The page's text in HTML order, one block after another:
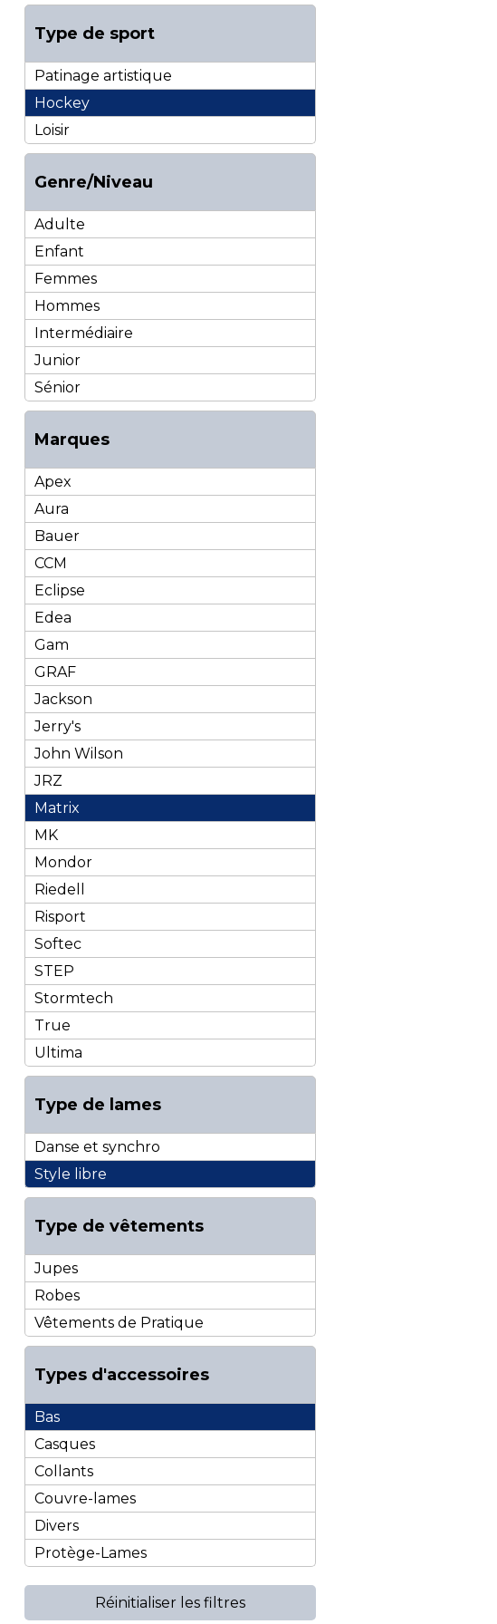
Type de sport
Patinage artistique
Hockey
Loisir
Genre/Niveau
Adulte
Enfant
Femmes
Hommes
Intermédiaire
Junior
Sénior
Marques
Apex
Aura
Bauer
CCM
Eclipse
Edea
Gam
GRAF
Jackson
Jerry's
John Wilson
JRZ
Matrix
MK
Mondor
Riedell
Risport
Softec
STEP
Stormtech
True
Ultima
Type de lames
Danse et synchro
Style libre
Type de vêtements
Jupes
Robes
Vêtements de Pratique
Types d'accessoires
Bas
Casques
Collants
Couvre-lames
Divers
Protège-Lames
Réinitialiser les filtres